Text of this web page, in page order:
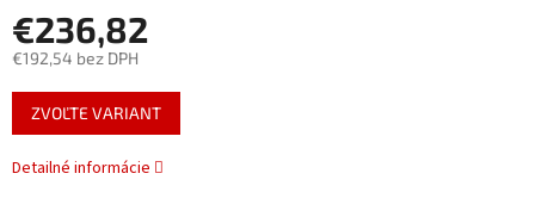
€236,82
€192,54 bez DPH
Jednotková
cena:
ZVOĽTE VARIANT
Detailné informácie